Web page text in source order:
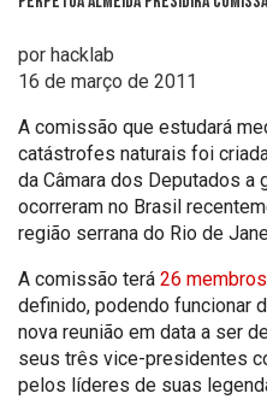
por hacklab
16 de março de 2011
A comissão que estudará
catástrofes naturais foi
da Câmara dos Deputados
ocorreram no Brasil
região serrana do Rio de
A comissão terá 26 membros
definido, podendo funcionar
nova reunião em data a ser
seus três vice-presidentes
pelos líderes de suas